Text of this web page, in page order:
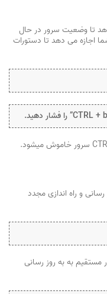
تا وضعیت سرور در حال
اجازه می دهد تا دستورات
و راه اندازی مجدد
به به روز رسانی